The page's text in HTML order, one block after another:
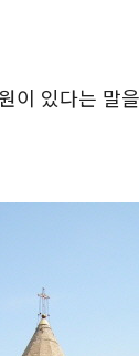
이 있다는 말